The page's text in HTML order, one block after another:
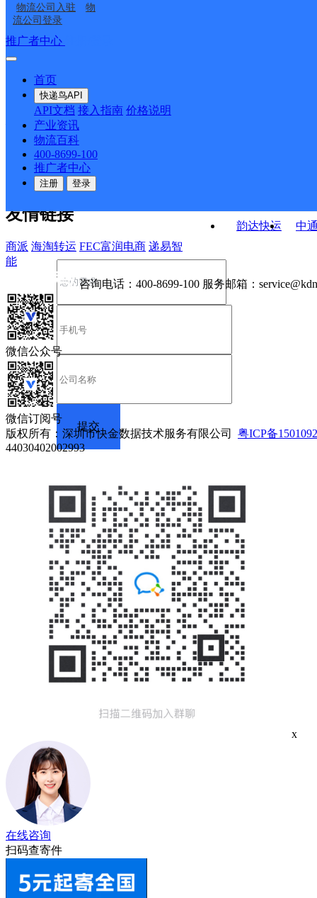
物流公司入驻
物
流公司登录
推广者中心
首页
快递鸟API
API文档 接入指南 价格说明
产业资讯
物流百科
400-8699-100
推广者中心
注册 登录
司油园工业区分部
福建主城区公司惠安县
韵达快运
中
接口API
API接口 DEMO下载
关于我们
公司介绍 企业动态
合作伙伴 快递鸟接口服务协议
户隐私政策
友情链接
商派 海淘转运 FEC富润电商 递易智
能
咨询电话： 400-8699-100 服务邮箱：
微信公众号
微信订阅号
版权所有：深圳市快金数据技术服务有限公司 粤ICP备
44030402002993
x
在线咨询
扫码查寄件